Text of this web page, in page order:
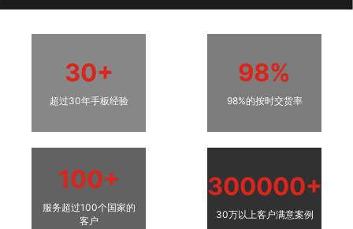
30+
超过30年手板经验
98%
98%的按时交货率
100+
服务超过100个国家的
客户
300000+
30万以上客户满意案例